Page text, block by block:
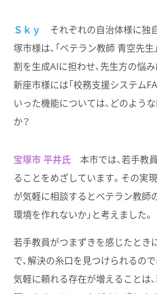
Ｓｋｙ
それぞれの自治体様に独
塚市様は、「ベテラン教師 青空先
割を生成AIに担わせ、先生方の悩
新座市様には「校務支援システム
いった機能については、どのよう
か？
宝塚市 平井氏 本市では、若手教
ることをめざしています。その実
が気軽に相談するとベテラン教師
環境を作れないか」と考えました。
若手教員がつまずきを感じたとき
で、解決の糸口を見つけられるの
気軽に頼れる存在が増えることは